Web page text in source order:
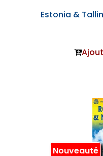
Estonia &
Nouveauté